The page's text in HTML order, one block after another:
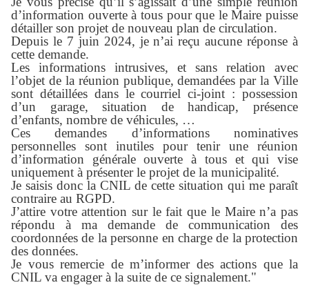
d’information ouverte à tous pour que le Maire puisse
détailler son projet de nouveau plan de circulation.
Depuis le 7 juin 2024, je n’ai reçu aucune réponse à
cette demande.
Les informations intrusives, et sans relation avec
l’objet de la réunion publique, demandées par la Ville
sont détaillées dans le courriel ci-joint : possession
d’un garage, situation de handicap, présence
d’enfants, nombre de véhicules, …
Ces demandes d’informations nominatives
personnelles sont inutiles pour tenir une réunion
d’information générale ouverte à tous et qui vise
uniquement à présenter le projet de la municipalité.
Je saisis donc la CNIL de cette situation qui me paraît
contraire au RGPD.
J’attire votre attention sur le fait que le Maire n’a pas
répondu à ma demande de communication des
coordonnées de la personne en charge de la protection
des données.
Je vous remercie de m’informer des actions que la
CNIL va engager à la suite de ce signalement."